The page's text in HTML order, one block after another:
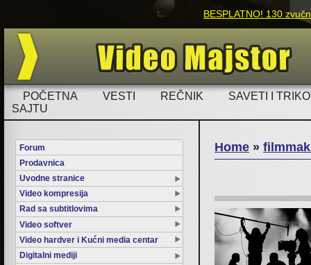
BESPLATNO! 130
POČETNA VESTI REČNIK
SAVETI I
SAJTU
Forum
Prodavnica
Uvodne stranice
Video kompresija
Rad sa subtitlovima
Video softver
Video hardver i Kućni media centar
Digitalni mediji
Home »